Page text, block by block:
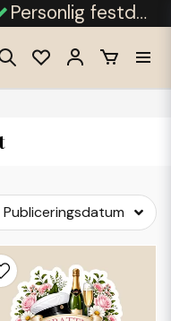
Personlig festdekor - bröllop, babyshower, student
Publiceringsdatum